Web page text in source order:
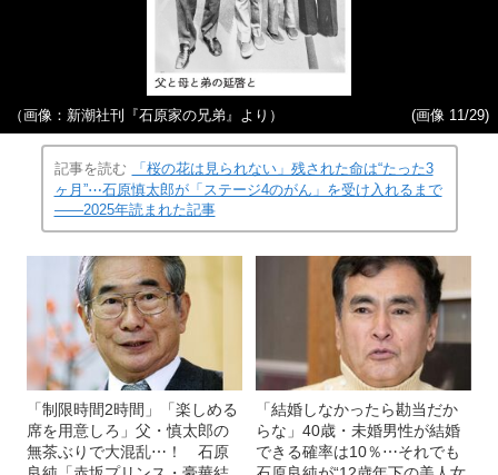
（画像：新潮社刊『石原家の兄弟』より） (画像 11/29)
記事を読む
「桜の花は見られない」残された命は“たった3
ヶ月”⋯石原慎太郎が「ステージ4のがん」を受け入れるまで
――2025年読まれた記事
「制限時間2時間」「楽しめる
席を用意しろ」父・慎太郎の
無茶ぶりで大混乱⋯！ 石原
「結婚しなかったら勘当だか
らな」40歳・未婚男性が結婚
できる確率は10％⋯それでも